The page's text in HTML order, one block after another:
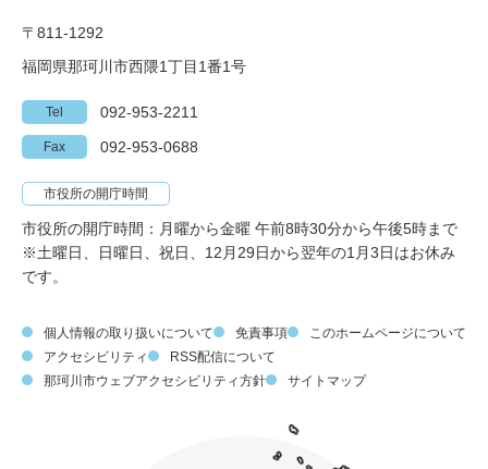
〒811-1292
福岡県那珂川市西隈1丁目1番1号
Tel 092-953-2211
Fax 092-953-0688
市役所の開庁時間
市役所の開庁時間：月曜から金曜 午前8時30分から午後5時まで
※土曜日、日曜日、祝日、12月29日から翌年の1月3日はお休み
です。
個人情報の取り扱いについて 免責事項
このホームページについて
アクセシビリティ
RSS配信について
那珂川市ウェブアクセシビリティ方針
サイトマップ